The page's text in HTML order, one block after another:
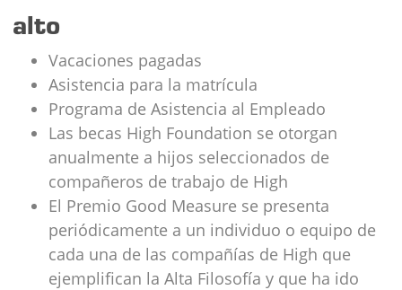
alto
Vacaciones pagadas
Asistencia para la matrícula
Programa de Asistencia al Empleado
Las becas High Foundation se otorgan
anualmente a hijos seleccionados de
compañeros de trabajo de High
El Premio Good Measure se presenta
periódicamente a un individuo o equipo de
cada una de las compañías de High que
ejemplifican la Alta Filosofía y que ha ido